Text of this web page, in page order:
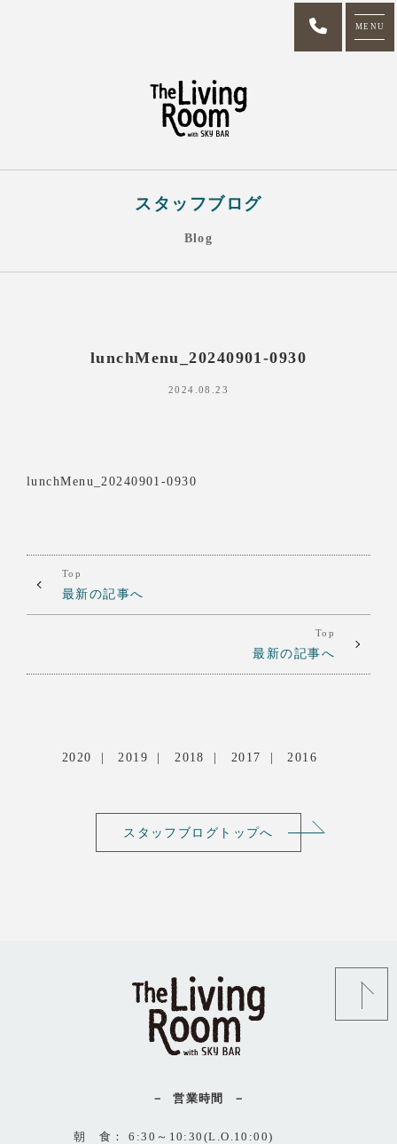
MENU
スタッフブログ
Blog
lunchMenu_20240901-0930
2024.08.23
lunchMenu_20240901-0930
Top
最新の記事へ
Top
最新の記事へ
2020 2019 2018 2017 2016
スタッフブログトップへ
営業時間
朝 食： 6:30～10:30(L.O.10:00)